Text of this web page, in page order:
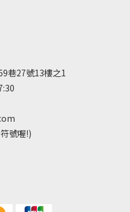
巷27號13樓之1
號喔!)